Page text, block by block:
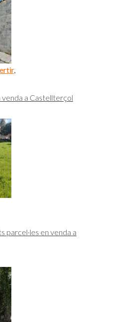
,
a Castellterçol
parcel·les en venda a